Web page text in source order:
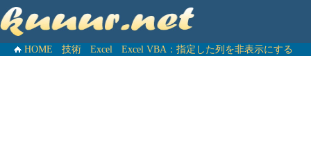
HOME 技術 Excel Excel VBA：指定した列を非表示にする